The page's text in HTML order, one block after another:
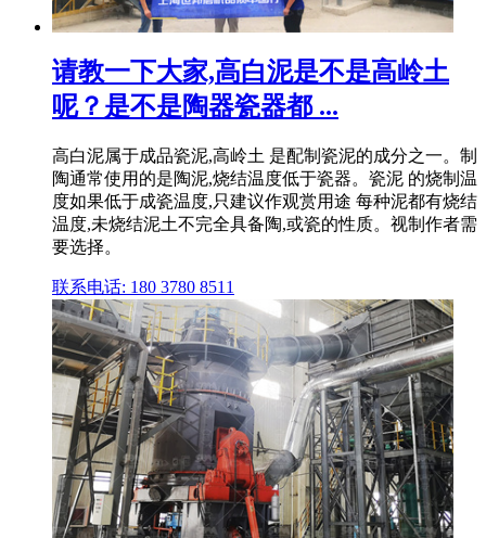
请教一下大家,高白泥是不是高岭土
呢？是不是陶器瓷器都 ...
高白泥属于成品瓷泥,高岭土 是配制瓷泥的成分之一。制
陶通常使用的是陶泥,烧结温度低于瓷器。瓷泥 的烧制温
度如果低于成瓷温度,只建议作观赏用途 每种泥都有烧结
温度,未烧结泥土不完全具备陶,或瓷的性质。视制作者需
要选择。
联系电话: 180 3780 8511